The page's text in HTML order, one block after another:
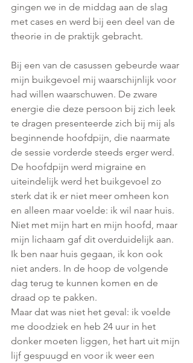
gingen we in de middag aan de slag
met cases en werd bij een deel van de
theorie in de praktijk gebracht.
Bij een van de casussen gebeurde waar
mijn buikgevoel mij waarschijnlijk voor
had willen waarschuwen. De zware
energie die deze persoon bij zich leek
te dragen presenteerde zich bij mij als
beginnende hoofdpijn, die naarmate
de sessie vorderde steeds erger werd.
De hoofdpijn werd migraine en
uiteindelijk werd het buikgevoel zo
sterk dat ik er niet meer omheen kon
en alleen maar voelde: ik wil naar huis.
Niet met mijn hart en mijn hoofd, maar
mijn lichaam gaf dit overduidelijk aan.
Ik ben naar huis gegaan, ik kon ook
niet anders. In de hoop de volgende
dag terug te kunnen komen en de
draad op te pakken.
Maar dat was niet het geval: ik voelde
me doodziek en heb 24 uur in het
donker moeten liggen, het hart uit mijn
lijf gespuugd en voor ik weer een